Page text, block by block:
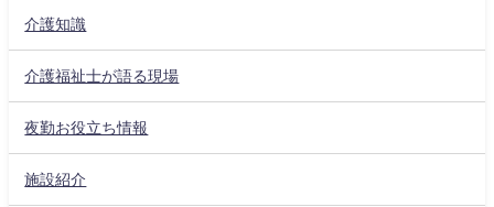
介護知識
介護福祉士が語る現場
夜勤お役立ち情報
施設紹介